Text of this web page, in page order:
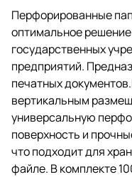
поверхность и прочные
Толщина пленки – 35 мкм,
подходит для хранения до
листов в 1 папке-файле. В
комплекте 100 шт.
Перфорированные
оптимальное
государственных
предприятий.
печатных
вертикальным
универсальную
поверхность и
что подходит для
файле. В комплекте